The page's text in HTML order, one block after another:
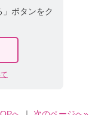
ボタンをク